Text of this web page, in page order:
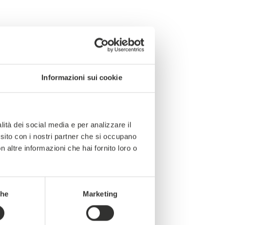
Informazioni sui cookie
dei social media e per analizzare il
con i nostri partner che si occupano
altre informazioni che hai fornito loro o
Marketing